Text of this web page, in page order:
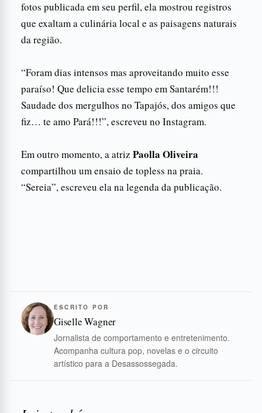
fotos publicada em seu perfil, ela mostrou registros
que exaltam a culinária local e as paisagens naturais
da região.
“Foram dias intensos mas aproveitando muito esse
paraíso! Que delicia esse tempo em Santarém!!!
Saudade dos mergulhos no Tapajós, dos amigos que
fiz… te amo Pará!!!”, escreveu no Instagram.
Em outro momento, a atriz Paolla Oliveira
compartilhou um ensaio de topless na praia.
“Sereia”, escreveu ela na legenda da publicação.
ESCRITO POR
Giselle Wagner
Jornalista de comportamento e entretenimento.
Acompanha cultura pop, novelas e o circuito
artístico para a Desassossegada.